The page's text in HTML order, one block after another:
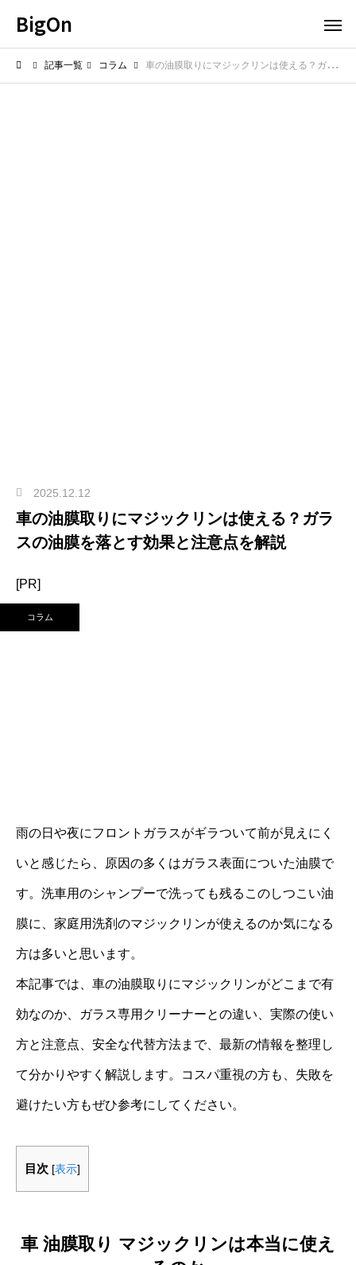
BigOn
記事一覧 コラム 車の油膜取りにマジックリンは使える？ガラスの油膜を落とす効果と注意点を解説
2025.12.12
車の油膜取りにマジックリンは使える？ガラ
スの油膜を落とす効果と注意点を解説
[PR]
コラム
雨の日や夜にフロントガラスがギラついて前が見えにく
いと感じたら、原因の多くはガラス表面についた油膜で
す。洗車用のシャンプーで洗っても残るこのしつこい油
膜に、家庭用洗剤のマジックリンが使えるのか気になる
方は多いと思います。
本記事では、車の油膜取りにマジックリンがどこまで有
効なのか、ガラス専用クリーナーとの違い、実際の使い
方と注意点、安全な代替方法まで、最新の情報を整理し
て分かりやすく解説します。コスパ重視の方も、失敗を
避けたい方もぜひ参考にしてください。
目次 [表示]
車 油膜取り マジックリンは本当に使え